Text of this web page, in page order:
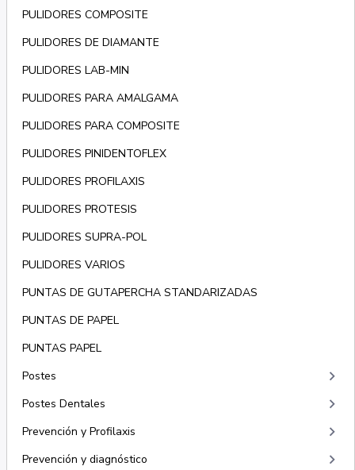
PULIDORES COMPOSITE
PULIDORES DE DIAMANTE
PULIDORES LAB-MIN
PULIDORES PARA AMALGAMA
PULIDORES PARA COMPOSITE
PULIDORES PINIDENTOFLEX
PULIDORES PROFILAXIS
PULIDORES PROTESIS
PULIDORES SUPRA-POL
PULIDORES VARIOS
PUNTAS DE GUTAPERCHA STANDARIZADAS
PUNTAS DE PAPEL
PUNTAS PAPEL
Postes
keyboard_arrow_right
Postes Dentales keyboard_arrow_right
Prevención y Profilaxis keyboard_arrow_right
Prevención y diagnóstico keyboard_arrow_right